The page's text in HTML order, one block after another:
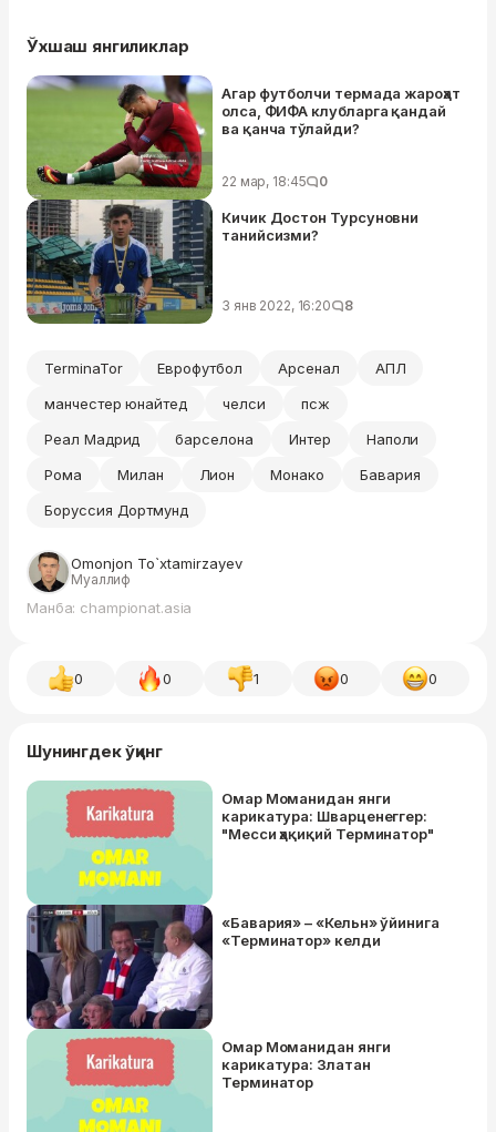
Ўхшаш янгиликлар
Агар футболчи термада жароҳат
олса, ФИФА клубларга қандай
ва қанча тўлайди?
22 мар, 18:45 0
Кичик Достон Турсуновни
танийсизми?
3 янв 2022, 16:20 8
TerminaTor Еврофутбол Арсенал
АПЛ
манчестер юнайтед
челси
псж
Реал Мадрид
барселона Интер
Наполи
Рома
Милан Лион Монако
Бавария
Боруссия Дортмунд
Omonjon To`xtamirzayev
Муаллиф
Манба: championat.asia
0 0 1 0 0
Шунингдек ўқинг
Омар Моманидан янги
карикатура: Шварценеггер:
"Месси ҳақиқий Терминатор"
«Бавария» – «Кельн» ўйинига
«Терминатор» келди
Омар Моманидан янги
карикатура: Златан
Терминатор